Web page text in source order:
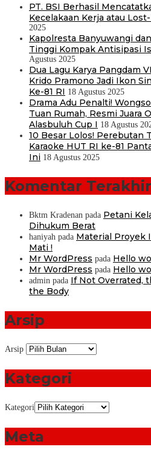
PT. BSI Berhasil
Kecelakaan Kerja atau
2025
Kapolresta Banyuwangi
Tinggi Kompak Antisipasi
Agustus 2025
Dua Lagu Karya Pangdam
Krido Pramono Jadi Ikon
Ke-81 RI 18 Agustus 2025
Drama Adu Penalti!
Tuan Rumah, Resmi Juara
Alasbuluh Cup I 18 Agustus
10 Besar Lolos! Perebutan
Karaoke HUT RI ke-81
Ini 18 Agustus 2025
Komentar Terakhir
Bktm Kradenan pada Petani
Dihukum Berat
haniyah pada Material Proyek
Mati !
Mr WordPress pada Hello
Mr WordPress pada Hello
admin pada If Not Overrated,
the Body
Arsip
Arsip
Kategori
Kategori
Meta